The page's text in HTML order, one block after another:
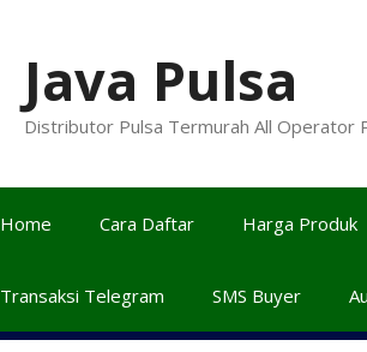
Java Pulsa
Distributor Pulsa Termurah All Operator
Home Cara Daftar Harga Produk
Transaksi Telegram SMS Buyer